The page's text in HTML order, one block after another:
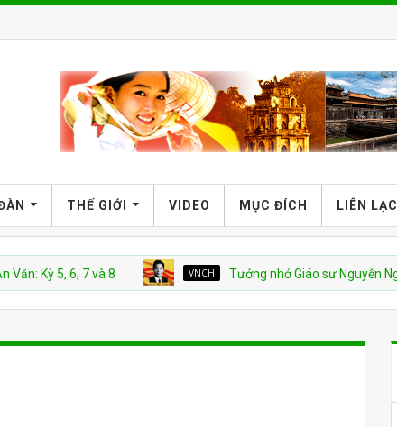
THẾ GIỚI VIDEO MỤC ĐÍCH LIÊN LẠC
5, 6, 7 và 8 VNCH Tưởng nhớ Giáo sư Nguyễn Ngọc Huy